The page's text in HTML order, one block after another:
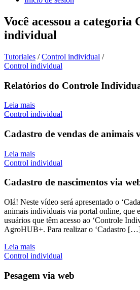
Você acessou a categoria
individual
Tutoriales / Control individual /
Control individual
Relatórios do Controle
Leia mais
Control individual
Cadastro de vendas de animais
Leia mais
Control individual
Cadastro de nascimentos via
Olá! Neste vídeo será apresentado o
animais individuais via portal online, que
usuários que têm acesso ao ‘Controle
AgroHUB+. Para realizar o ‘Cadastro
Leia mais
Control individual
Pesagem via web